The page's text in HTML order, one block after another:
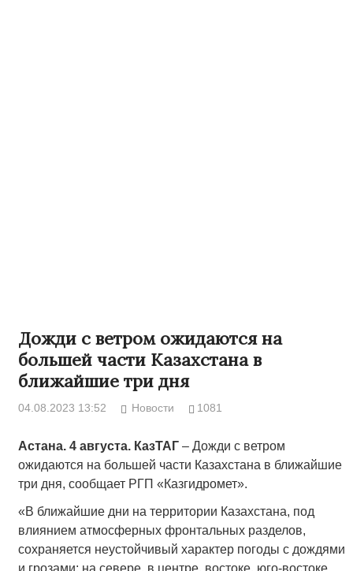
Дожди с ветром ожидаются на
большей части Казахстана в
ближайшие три дня
04.08.2023 13:52 Новости 1081
Астана. 4 августа. КазТАГ – Дожди с ветром
ожидаются на большей части Казахстана в ближайшие
три дня, сообщает РГП «Казгидромет».
«В ближайшие дни на территории Казахстана, под
влиянием атмосферных фронтальных разделов,
сохраняется неустойчивый характер погоды с дождями